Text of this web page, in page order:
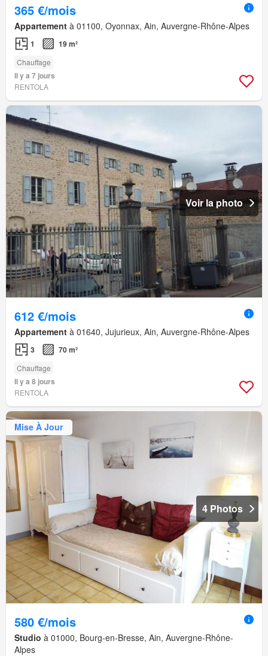
365 €/mois
Appartement à 01100, Oyonnax, Ain, Auvergne-Rhône-Alpes
1 19 m²
Chauffage
Il y a 7 jours
RENTOLA
Voir la photo
612 €/mois
Appartement à 01640, Jujurieux, Ain, Auvergne-Rhône-Alpes
3 70 m²
Chauffage
Il y a 8 jours
RENTOLA
Mise À Jour
4 Photos
580 €/mois
Studio à 01000, Bourg-en-Bresse, Ain, Auvergne-Rhône-
Alpes